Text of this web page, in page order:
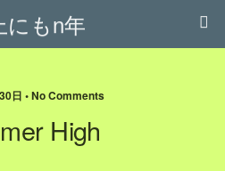
にもn年
日 • No Comments
High